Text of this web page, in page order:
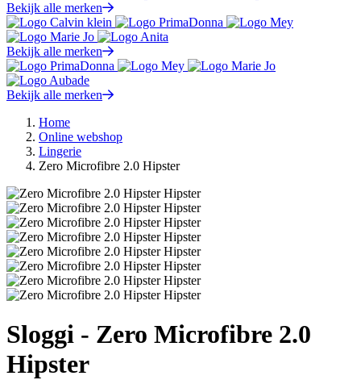
Bekijk alle merken
Bekijk alle merken
Bekijk alle merken
Home
Online webshop
Lingerie
Zero Microfibre 2.0 Hipster
Sloggi - Zero Microfibre 2.0
Hipster